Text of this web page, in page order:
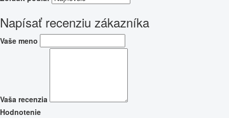
Napísať recenziu zákazníka
Vaše meno
Vaša recenzia
Hodnotenie